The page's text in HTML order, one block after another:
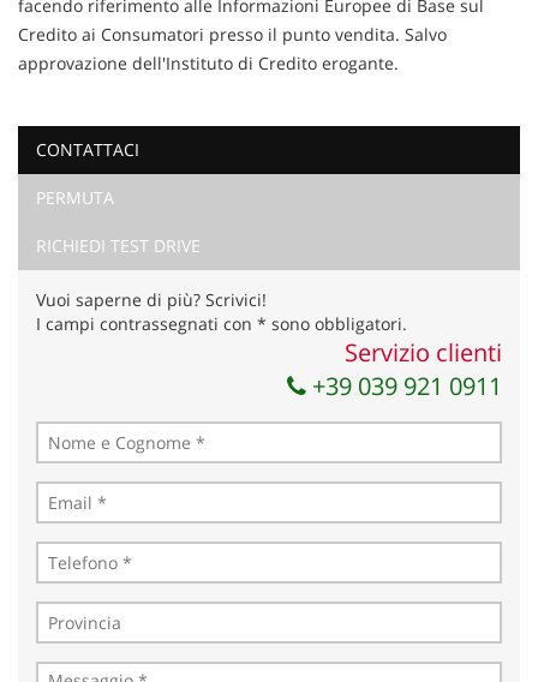
Ho letto e accetto
marketing
Invia la tua richiesta
facendo riferimento alle Informazioni Europee di Base sul
Credito ai Consumatori presso il punto vendita. Salvo
approvazione dell'Instituto di Credito erogante.
CONTATTACI
PERMUTA
RICHIEDI TEST DRIVE
Vuoi saperne di più? Scrivici!
I campi contrassegnati con * sono obbligatori.
Servizio clienti
+39 039 921 0911